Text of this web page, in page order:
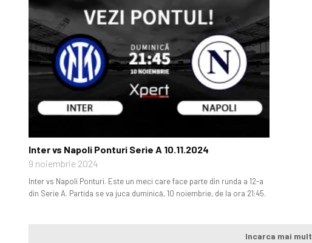
Inter vs Napoli Ponturi Serie A 10.11.2024
9 noiembrie 2024
Inter vs Napoli Ponturi. Este un meci care face parte din runda a 12-a
din Serie A. Partida se va juca duminică, 10 noiembrie, de la ora 21:45.
Incarca mai mult